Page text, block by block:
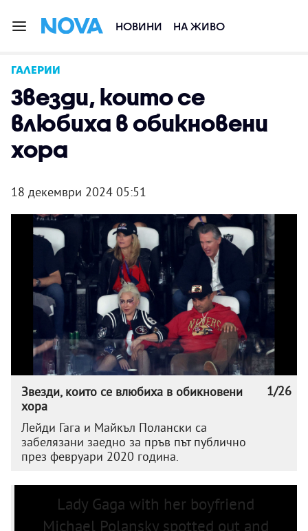
НОВИНИ НА ЖИВО
ГАЛЕРИИ
Звезди, които се
влюбиха в обикновени
хора
18 декември 2024 05:51
1/26
Звезди, които се влюбиха в обикновени
хора
Лейди Гага и Майкъл Полански са
забелязани заедно за пръв път публично
през февруари 2020 година.
Lady Gaga with her boyfriend
Michael Polansky spotted out and